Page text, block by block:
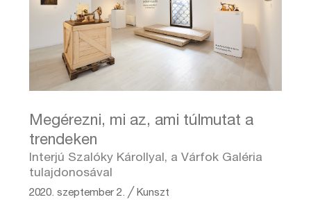
Megérezni, mi az, ami túlmutat a
trendeken
Interjú Szalóky Károllyal, a Várfok Galéria
tulajdonosával
2020. szeptember 2. ╱ Kunszt